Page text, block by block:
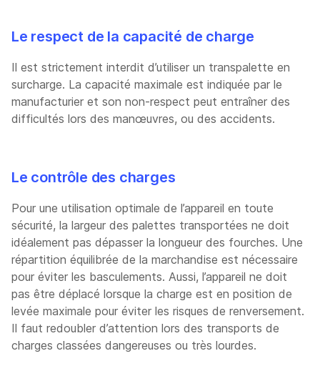
Le respect de la capacité de charge
Il est strictement interdit d’utiliser un transpalette en
surcharge. La capacité maximale est indiquée par le
manufacturier et son non-respect peut entraîner des
difficultés lors des manœuvres, ou des accidents.
Le contrôle des charges
Pour une utilisation optimale de l’appareil en toute
sécurité, la largeur des palettes transportées ne doit
idéalement pas dépasser la longueur des fourches. Une
répartition équilibrée de la marchandise est nécessaire
pour éviter les basculements. Aussi, l’appareil ne doit
pas être déplacé lorsque la charge est en position de
levée maximale pour éviter les risques de renversement.
Il faut redoubler d’attention lors des transports de
charges classées dangereuses ou très lourdes.